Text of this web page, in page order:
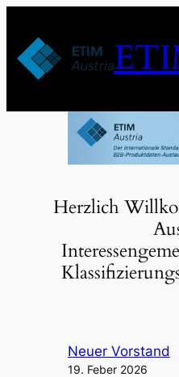
Inhalt
springen
Herzlich
Neuer Vorstand
19. Feber 2026